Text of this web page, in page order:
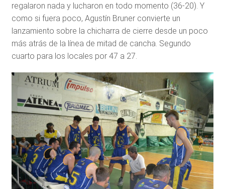
regalaron nada y lucharon en todo momento (36-20). Y
como si fuera poco, Agustín Bruner convierte un
lanzamiento sobre la chicharra de cierre desde un poco
más atrás de la línea de mitad de cancha. Segundo
cuarto para los locales por 47 a 27.